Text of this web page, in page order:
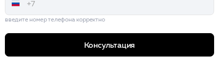
введите номер телефона корректно
Консультация